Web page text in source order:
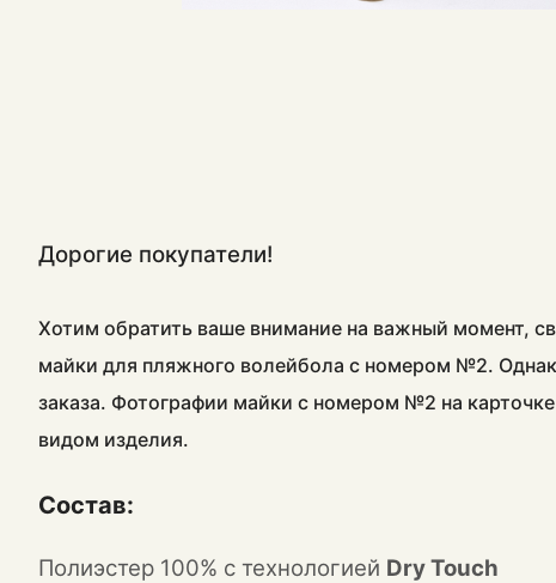
Дорогие покупатели!
Хотим обратить ваше внимание на важный момент,
майки для пляжного волейбола с номером №2.
заказа. Фотографии майки с номером №2 на
видом изделия.
Состав:
Полиэстер 100% с технологией Dry Touch